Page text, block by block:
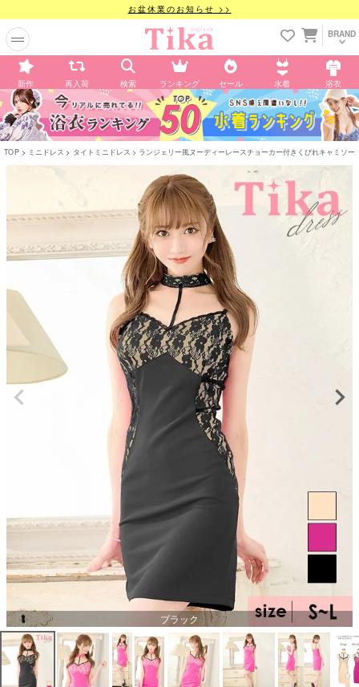
お盆休業のお知らせ >>
BRAND
新作 再入荷 検索 ランキング セール 水着 浴衣
TOP ミニドレス タイトミニドレス ランジェリー風ヌーディーレースチョーカー付きくびれキャミソ
ブラック